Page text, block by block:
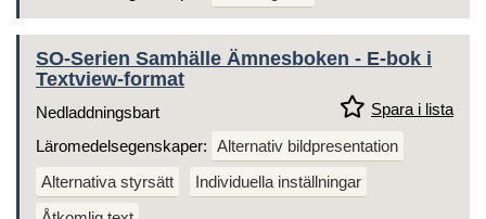
SO-Serien Samhälle Ämnesboken - E-bok i
Textview-format
Spara i lista
Nedladdningsbart
Läromedelsegenskaper: Alternativ bildpresentation
Alternativa styrsätt
Individuella inställningar